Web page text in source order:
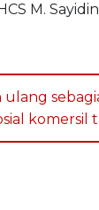
M.
komersil